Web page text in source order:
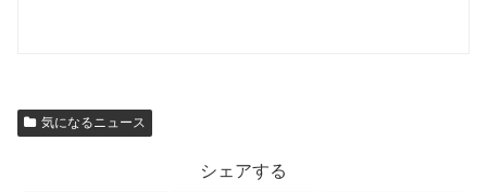
気になるニュース
シェアする